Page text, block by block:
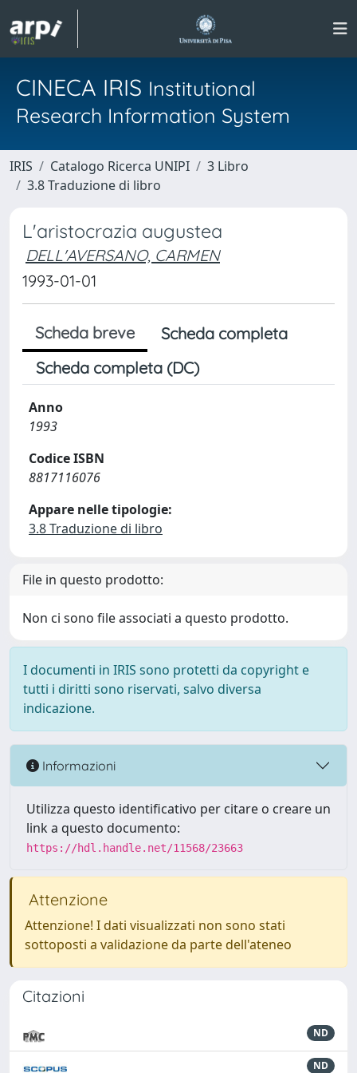
CINECA IRIS Institutional
Research Information System
IRIS Catalogo Ricerca UNIPI
3 Libro
3.8 Traduzione di libro
L'aristocrazia augustea
DELL'AVERSANO, CARMEN
1993-01-01
Scheda breve
Scheda completa
Scheda completa (DC)
Anno
1993
Codice ISBN
8817116076
Appare nelle tipologie:
3.8 Traduzione di libro
File in questo prodotto:
Non ci sono file associati a questo prodotto.
I documenti in IRIS sono protetti da copyright e
tutti i diritti sono riservati, salvo diversa
indicazione.
Informazioni
Utilizza questo identificativo per citare o creare un
link a questo documento:
https://hdl.handle.net/11568/23663
Attenzione
Attenzione! I dati visualizzati non sono stati
sottoposti a validazione da parte dell'ateneo
Citazioni
ND
ND